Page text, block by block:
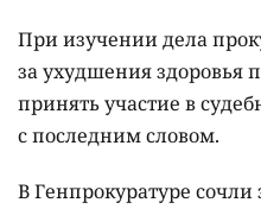
При изучении дела
за ухудшения здоровья
принять участие в
с последним словом.
В Генпрокуратуре